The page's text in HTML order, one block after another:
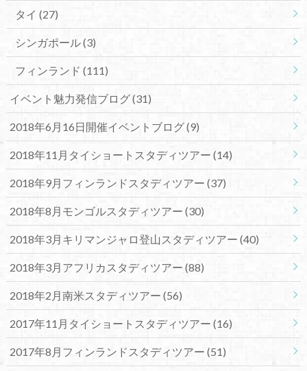
タイ (27)
シンガポール(3)
フィンランド (111)
イベント魅力発信ブログ(31)
2018年6月16日開催イベントブログ(9)
2018年11月タイショートスタディツアー (14)
2018年9月フィンランドスタディツアー (37)
2018年8月モンゴルスタディツアー (30)
2018年3月キリマンジャロ登山スタディツアー (40)
2018年3月アフリカスタディツアー (88)
2018年2月南米スタディツアー (56)
2017年11月タイショートスタディツアー (16)
2017年8月フィンランドスタディツアー (51)